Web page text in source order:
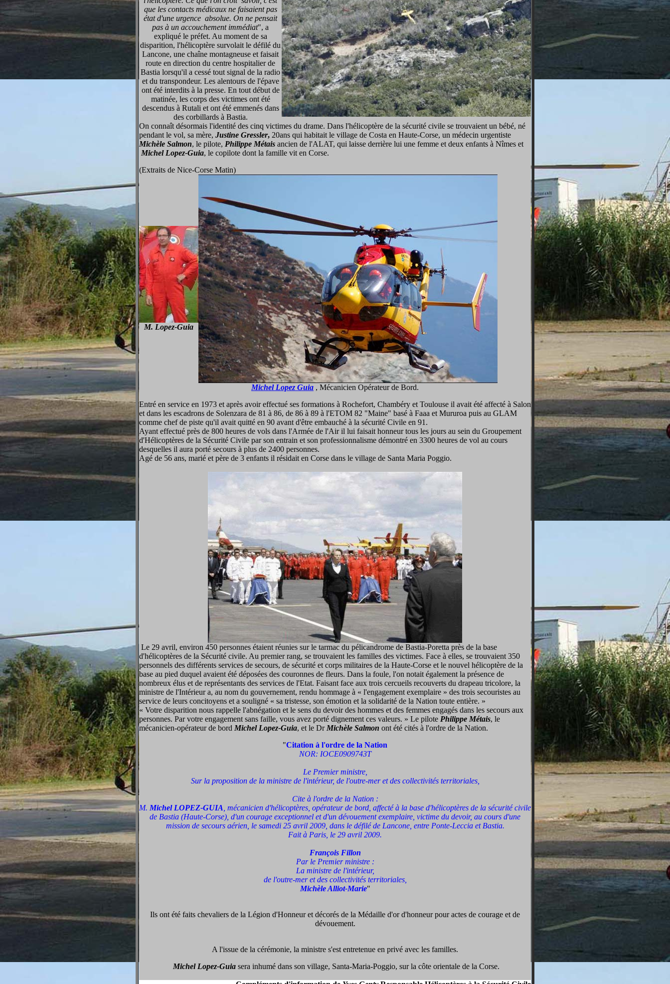
que les contacts médicaux ne faisaient pas
état d'une urgence absolue. On ne pensait
pas à un accouchement immédiat", a
expliqué le préfet. Au moment de sa
disparition, l'hélicoptère survolait le défilé du
Lancone, une chaîne montagneuse et faisait
route en direction du centre hospitalier de
Bastia lorsqu'il a cessé tout signal de la radio
et du transpondeur. Les alentours de l'épave
ont été interdits à la presse. En tout début de
matinée, les corps des victimes ont été
descendus à Rutali et ont été emmenés dans
des corbillards à Bastia.
On connaît désormais l'identité des cinq victimes du drame. Dans l'hélicoptère de la sécurité civile se trouvaient un bébé, né
pendant le vol, sa mère, Justine Gressler, 20ans qui habitait le village de Costa en Haute-Corse, un médecin urgentiste
Michèle Salmon, le pilote, Philippe Métais ancien de l'ALAT, qui laisse derrière lui une femme et deux enfants à Nîmes et
Michel Lopez-Guia, le copilote dont la famille vit en Corse.
(Extraits de Nice-Corse Matin)
M. Lopez-Guia
Michel Lopez Guia , Mécanicien Opérateur de Bord.
Entré en service en 1973 et après avoir effectué ses formations à Rochefort, Chambéry et Toulouse il avait été affecté à Salon
et dans les escadrons de Solenzara de 81 à 86, de 86 à 89 à l'ETOM 82 "Maine" basé à Faaa et Mururoa puis au GLAM
comme chef de piste qu'il avait quitté en 90 avant d'être embauché à la sécurité Civile en 91.
Ayant effectué près de 800 heures de vols dans l'Armée de l'Air il lui faisait honneur tous les jours au sein du Groupement
d'Hélicoptères de la Sécurité Civile par son entrain et son professionnalisme démontré en 3300 heures de vol au cours
desquelles il aura porté secours à plus de 2400 personnes.
Agé de 56 ans, marié et père de 3 enfants il résidait en Corse dans le village de Santa Maria Poggio.
Le 29 avril, environ 450 personnes étaient réunies sur le tarmac du pélicandrome de Bastia-Poretta près de la base
d'hélicoptères de la Sécurité civile. Au premier rang, se trouvaient les familles des victimes. Face à elles, se trouvaient 350
personnels des différents services de secours, de sécurité et corps militaires de la Haute-Corse et le nouvel hélicoptère de la
base au pied duquel avaient été déposées des couronnes de fleurs. Dans la foule, l'on notait également la présence de
nombreux élus et de représentants des services de l'Etat. Faisant face aux trois cercueils recouverts du drapeau tricolore, la
ministre de l'Intérieur a, au nom du gouvernement, rendu hommage à « l'engagement exemplaire » des trois secouristes au
service de leurs concitoyens et a souligné « sa tristesse, son émotion et la solidarité de la Nation toute entière. »
« Votre disparition nous rappelle l'abnégation et le sens du devoir des hommes et des femmes engagés dans les secours aux
personnes. Par votre engagement sans faille, vous avez porté dignement ces valeurs. » Le pilote Philippe Métais, le
mécanicien-opérateur de bord Michel Lopez-Guia, et le Dr Michèle Salmon ont été cités à l'ordre de la Nation.
"Citation à l'ordre de la Nation
NOR: IOCE0909743T
Le Premier ministre,
Sur la proposition de la ministre de l'intérieur, de l'outre-mer et des collectivités territoriales,
Cite à l'ordre de la Nation :
M. Michel LOPEZ-GUIA , mécanicien d'hélicoptères, opérateur de bord, affecté à la base d'hélicoptères de la sécurité civile
de Bastia (Haute-Corse), d'un courage exceptionnel et d'un dévouement exemplaire, victime du devoir, au cours d'une
mission de secours aérien, le samedi 25 avril 2009, dans le défilé de Lancone, entre Ponte-Leccia et Bastia.
Fait à Paris, le 29 avril 2009.
François Fillon
Par le Premier ministre :
La ministre de l'intérieur,
de l'outre-mer et des collectivités territoriales,
Michèle Alliot-Marie"
Ils ont été faits chevaliers de la Légion d'Honneur et décorés de la Médaille d'or d'honneur pour actes de courage et de
dévouement.
A l'issue de la cérémonie, la ministre s'est entretenue en privé avec les familles.
Michel Lopez-Guiasera inhumé dans son village, Santa-Maria-Poggio, sur la côte orientale de la Corse.